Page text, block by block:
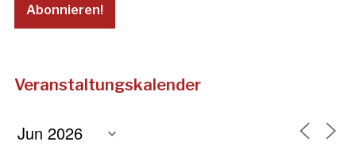
Veranstaltungskalender